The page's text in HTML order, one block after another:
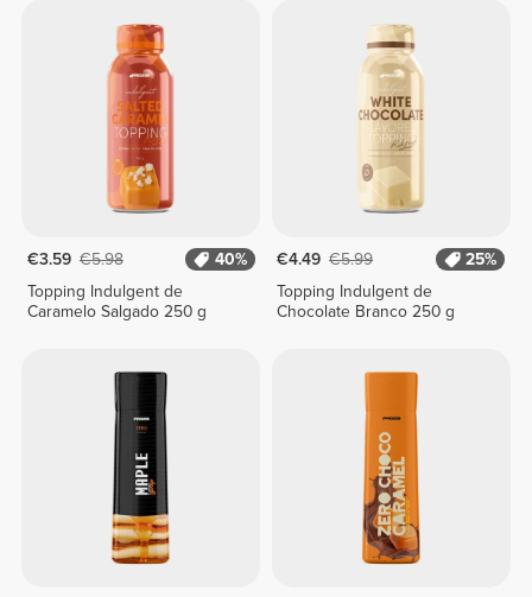
€3.59 €5.98
40%
Topping Indulgent de
Caramelo Salgado 250 g
€4.49 €5.99
25%
Topping Indulgent de
Chocolate Branco 250 g